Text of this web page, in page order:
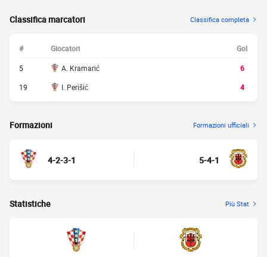
Classifica marcatori Classifica completa
# Giocatori Gol
5 A. Kramarić
6
19
I. Perišić 4
Formazioni Formazioni ufficiali
4-2-3-1 5-4-1
Statistiche Più Stat